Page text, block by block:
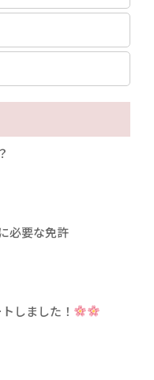
必要な免許
しました！